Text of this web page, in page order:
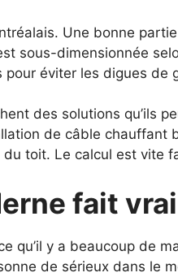
Une bonne
sous-dimensionnée
pour éviter les digues de
des solutions qu’ils
de câble chauffant
toit. Le calcul est vite
fait
qu’il y a beaucoup
de sérieux dans le